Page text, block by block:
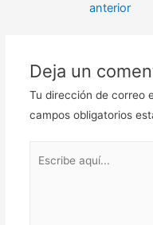
anterior
Deja un
Tu dirección de correo
campos obligatorios